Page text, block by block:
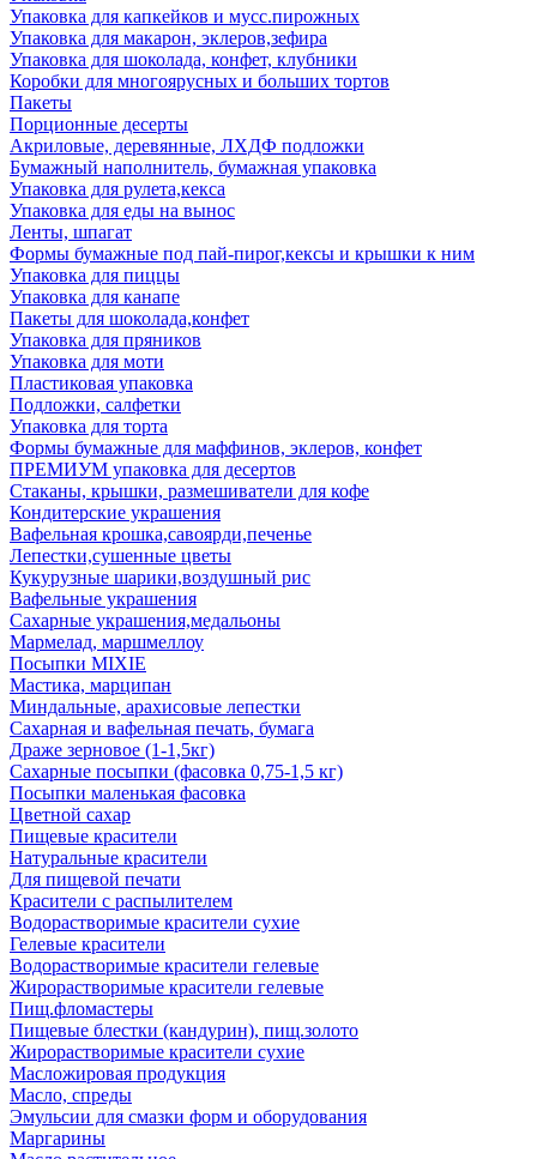
Упаковка для капкейков и мусс.пирожных
Упаковка для макарон, эклеров,зефира
Упаковка для шоколада, конфет, клубники
Коробки для многоярусных и больших тортов
Пакеты
Порционные десерты
Акриловые, деревянные, ЛХДФ подложки
Бумажный наполнитель, бумажная упаковка
Упаковка для рулета,кекса
Упаковка для еды на вынос
Ленты, шпагат
Формы бумажные под пай-пирог,кексы и крышки к ним
Упаковка для пиццы
Упаковка для канапе
Пакеты для шоколада,конфет
Упаковка для пряников
Упаковка для моти
Пластиковая упаковка
Подложки, салфетки
Упаковка для торта
Формы бумажные для маффинов, эклеров, конфет
ПРЕМИУМ упаковка для десертов
Стаканы, крышки, размешиватели для кофе
Кондитерские украшения
Вафельная крошка,савоярди,печенье
Лепестки,сушенные цветы
Кукурузные шарики,воздушный рис
Вафельные украшения
Сахарные украшения,медальоны
Мармелад, маршмеллоу
Посыпки MIXIE
Мастика, марципан
Миндальные, арахисовые лепестки
Сахарная и вафельная печать, бумага
Драже зерновое (1-1,5кг)
Сахарные посыпки (фасовка 0,75-1,5 кг)
Посыпки маленькая фасовка
Цветной сахар
Пищевые красители
Натуральные красители
Для пищевой печати
Красители с распылителем
Водорастворимые красители сухие
Гелевые красители
Водорастворимые красители гелевые
Жирорастворимые красители гелевые
Пищ.фломастеры
Пищевые блестки (кандурин), пищ.золото
Жирорастворимые красители сухие
Масложировая продукция
Масло, спреды
Эмульсии для смазки форм и оборудования
Маргарины